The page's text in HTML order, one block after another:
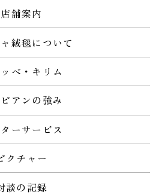
店舗案内
絨毯について
ベ・キリム
アンの強み
ーサービス
クチャー
談の記録